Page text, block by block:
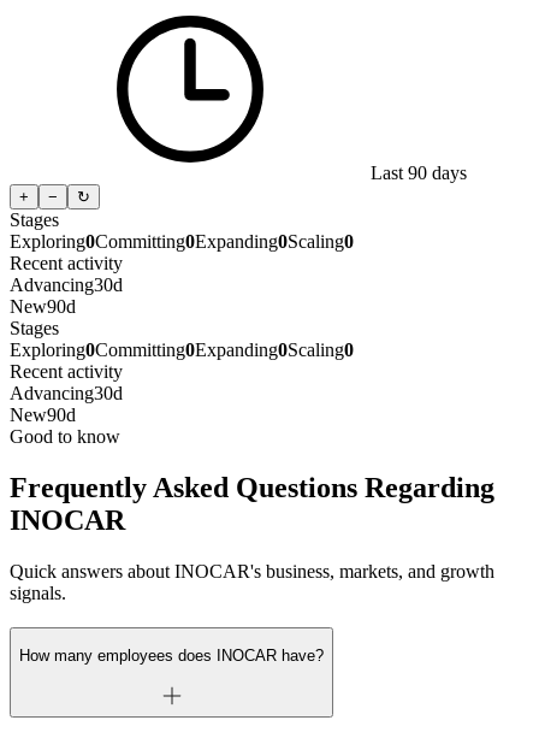
Last 90 days
+ − ↻
Stages
Exploring0Committing0Expanding0Scaling0
Recent activity
Advancing30d
New90d
Stages
Exploring0Committing0Expanding0Scaling0
Recent activity
Advancing30d
New90d
Good to know
Frequently Asked Questions Regarding
INOCAR
Quick answers about INOCAR's business, markets, and growth
signals.
How many employees does INOCAR have?